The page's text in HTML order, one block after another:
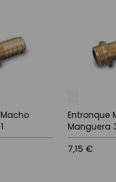
Entronque
Manguera
7,15 €